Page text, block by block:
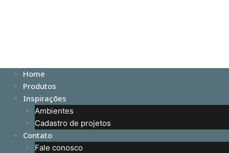
Home
Produtos
Inspirações
Ambientes
Cadastro de projetos
Contato
Fale conosco